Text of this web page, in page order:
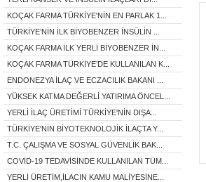
KOÇAK FARMA TÜRKİYE'NİN EN PARLAK 1...
TÜRKİYE’NİN İLK BİYOBENZER İNSÜLİN ...
KOÇAK FARMA İLK YERLİ BİYOBENZER İN...
KOÇAK FARMA TÜRKİYE’DE KULLANILAN K...
ENDONEZYA İLAÇ VE ECZACILIK BAKANI ...
YÜKSEK KATMA DEĞERLİ YATIRIMA ÖNCEL...
YERLİ İLAÇ ÜRETİMİ TÜRKİYE'NİN DIŞA...
TÜRKİYE'NİN BİYOTEKNOLOJİK İLAÇTA Y...
T.C. ÇALIŞMA VE SOSYAL GÜVENLİK BAK...
COVİD-19 TEDAVİSİNDE KULLANILAN TÜM...
YERLİ ÜRETİM,İLACIN KAMU MALİYESİNE...